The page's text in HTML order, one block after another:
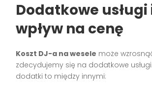
Dodatkowe usługi
wpływ na cenę
Koszt DJ-a na wesele może
zdecydujemy się na dodatkowe
dodatki to między innymi: